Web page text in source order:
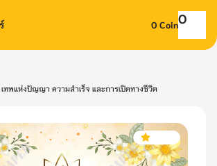
0 CoinO
ทพแห่งปัญญา ความสำเร็จ และการเปิดทางชีวิต